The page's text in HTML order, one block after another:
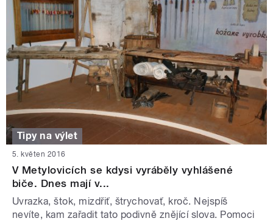
Tipy na výlet
5. květen 2016
V Metylovicích se kdysi vyráběly vyhlášené
biče. Dnes mají v...
Uvrazka, štok, mizdřiť, štrychovať, kroč. Nejspíš
nevíte, kam zařadit tato podivně znějící slova. Pomoci